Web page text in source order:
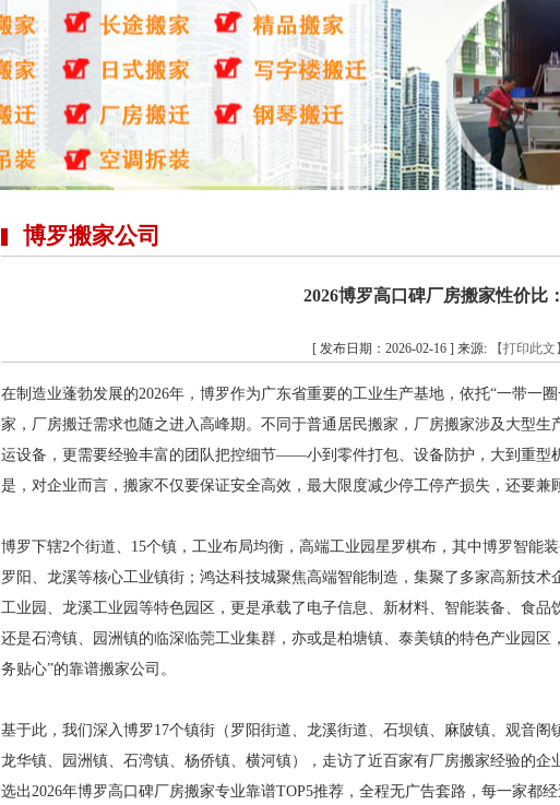
博罗搬家公司
2026博罗高口碑厂房搬家性价比
[ 发布日期：2026-02-16 ] 来源: 【打印此文】
在制造业蓬勃发展的2026年，博罗作为广东省重要的工业生产基地，依托“一带一
家，厂房搬迁需求也随之进入高峰期。不同于普通居民搬家，厂房搬家涉及大型
运设备，更需要经验丰富的团队把控细节——小到零件打包、设备防护，大到重型
是，对企业而言，搬家不仅要保证安全高效，最大限度减少停工停产损失，还要兼
博罗下辖2个街道、15个镇，工业布局均衡，高端工业园星罗棋布，其中博罗智能
罗阳、龙溪等核心工业镇街；鸿达科技城聚焦高端智能制造，集聚了多家高新技
工业园、龙溪工业园等特色园区，更是承载了电子信息、新材料、智能装备、食
还是石湾镇、园洲镇的临深临莞工业集群，亦或是柏塘镇、泰美镇的特色产业园
务贴心”的靠谱搬家公司。
基于此，我们深入博罗17个镇街（罗阳街道、龙溪街道、石坝镇、麻陂镇、观音
龙华镇、园洲镇、石湾镇、杨侨镇、横河镇），走访了近百家有厂房搬家经验的
选出2026年博罗高口碑厂房搬家专业靠谱TOP5推荐，全程无广告套路，每一家都